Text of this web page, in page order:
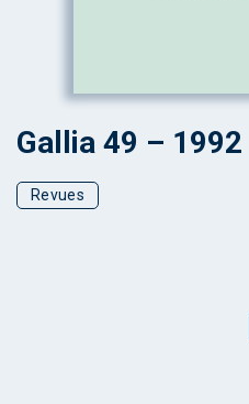
Gallia 49 – 1992
Revues